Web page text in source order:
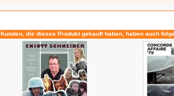
Kunden, die dieses Produkt gekauft haben, haben auch